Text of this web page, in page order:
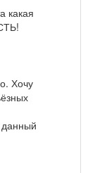
какая
Хочу